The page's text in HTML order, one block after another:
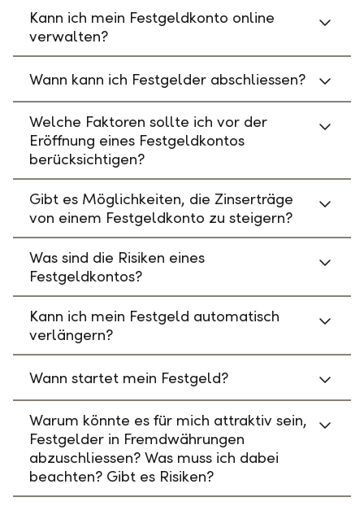
Kann ich mein Festgeldkonto online
verwalten?
Wann kann ich Festgelder abschliessen?
Welche Faktoren sollte ich vor der
Eröffnung eines Festgeldkontos
berücksichtigen?
Gibt es Möglichkeiten, die Zinserträge
von einem Festgeldkonto zu steigern?
Was sind die Risiken eines
Festgeldkontos?
Kann ich mein Festgeld automatisch
verlängern?
Wann startet mein Festgeld?
Warum könnte es für mich attraktiv sein,
Festgelder in Fremdwährungen
abzuschliessen? Was muss ich dabei
beachten? Gibt es Risiken?